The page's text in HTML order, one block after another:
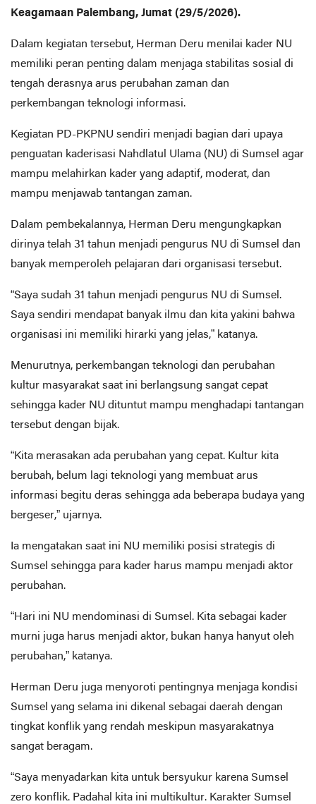
Keagamaan Palembang, Jumat (29/5/2026).
Dalam kegiatan tersebut, Herman Deru menilai kader NU
memiliki peran penting dalam menjaga stabilitas sosial di
tengah derasnya arus perubahan zaman dan
perkembangan teknologi informasi.
Kegiatan PD-PKPNU sendiri menjadi bagian dari upaya
penguatan kaderisasi Nahdlatul Ulama (NU) di Sumsel agar
mampu melahirkan kader yang adaptif, moderat, dan
mampu menjawab tantangan zaman.
Dalam pembekalannya, Herman Deru mengungkapkan
dirinya telah 31 tahun menjadi pengurus NU di Sumsel dan
banyak memperoleh pelajaran dari organisasi tersebut.
“Saya sudah 31 tahun menjadi pengurus NU di Sumsel.
Saya sendiri mendapat banyak ilmu dan kita yakini bahwa
organisasi ini memiliki hirarki yang jelas,” katanya.
Menurutnya, perkembangan teknologi dan perubahan
kultur masyarakat saat ini berlangsung sangat cepat
sehingga kader NU dituntut mampu menghadapi tantangan
tersebut dengan bijak.
“Kita merasakan ada perubahan yang cepat. Kultur kita
berubah, belum lagi teknologi yang membuat arus
informasi begitu deras sehingga ada beberapa budaya yang
bergeser,” ujarnya.
Ia mengatakan saat ini NU memiliki posisi strategis di
Sumsel sehingga para kader harus mampu menjadi aktor
perubahan.
“Hari ini NU mendominasi di Sumsel. Kita sebagai kader
murni juga harus menjadi aktor, bukan hanya hanyut oleh
perubahan,” katanya.
Herman Deru juga menyoroti pentingnya menjaga kondisi
Sumsel yang selama ini dikenal sebagai daerah dengan
tingkat konflik yang rendah meskipun masyarakatnya
sangat beragam.
“Saya menyadarkan kita untuk bersyukur karena Sumsel
zero konflik. Padahal kita ini multikultur. Karakter Sumsel